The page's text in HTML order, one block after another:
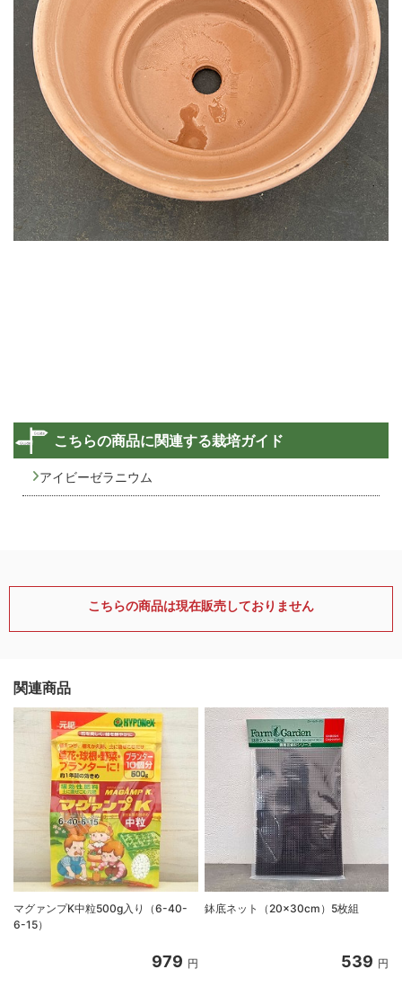
こちらの商品に関連する栽培ガイド
アイビーゼラニウム
こちらの商品は現在販売しておりません
関連商品
マグァンプK中粒500g入り（6-40-
6-15）
979 円
鉢底ネット（20×30cm）5枚組
539 円